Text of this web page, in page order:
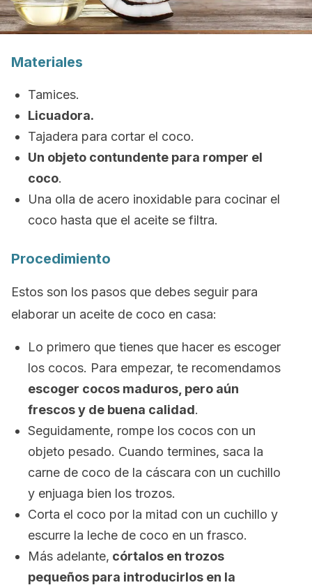
Materiales
Tamices.
Licuadora.
Tajadera para cortar el coco.
Un objeto contundente para romper el
coco.
Una olla de acero inoxidable para cocinar el
coco hasta que el aceite se filtra.
Procedimiento
Estos son los pasos que debes seguir para
elaborar un aceite de coco en casa:
Lo primero que tienes que hacer es escoger
los cocos. Para empezar, te recomendamos
escoger cocos maduros, pero aún
frescos y de buena calidad.
Seguidamente, rompe los cocos con un
objeto pesado. Cuando termines, saca la
carne de coco de la cáscara con un cuchillo
y enjuaga bien los trozos.
Corta el coco por la mitad con un cuchillo y
escurre la leche de coco en un frasco.
Más adelante, córtalos en trozos
pequeños para introducirlos en la